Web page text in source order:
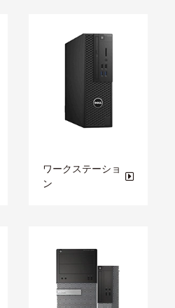
ワークステーショ
ン